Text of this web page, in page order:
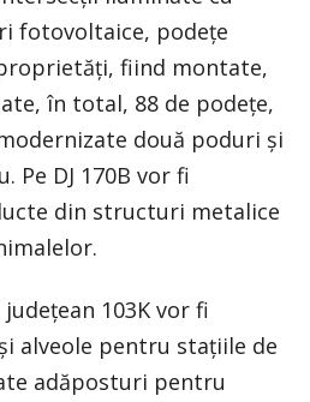
fotovoltaice, podețe
fiind montate,
în total, 88 de podețe,
două poduri și
Pe DJ 170B vor fi
din structuri metalice
103K vor fi
alveole pentru stațiile de
adăposturi pentru